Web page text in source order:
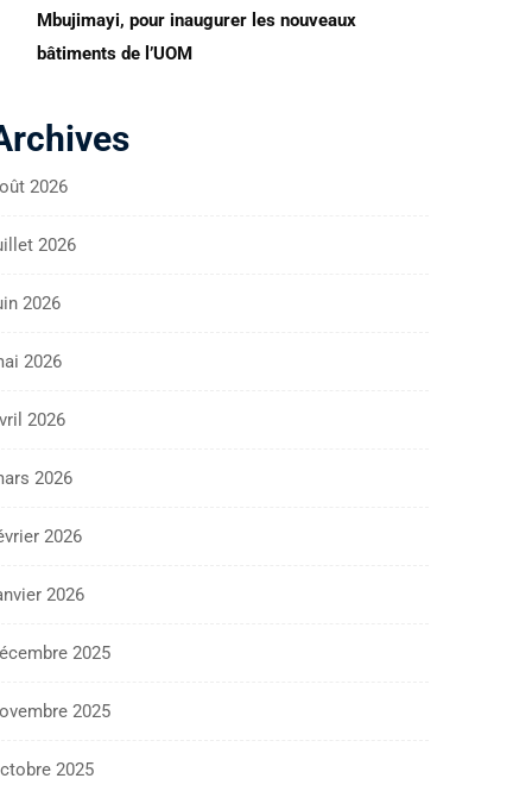
Mbujimayi, pour inaugurer les nouveaux
bâtiments de l’UOM
2026
2026
2026
2026
2026
2026
2026
2026
2025
2025
2025